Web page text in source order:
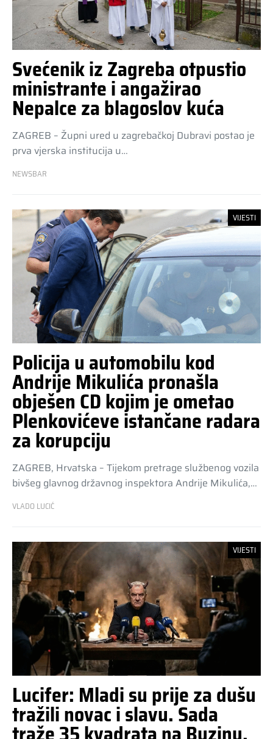
Svećenik iz Zagreba otpustio
ministrante i angažirao
Nepalce za blagoslov kuća
ZAGREB – Župni ured u zagrebačkoj Dubravi postao je
prva vjerska institucija u…
NEWSBAR
VIJESTI
Policija u automobilu kod
Andrije Mikulića pronašla
obješen CD kojim je ometao
Plenkovićeve istančane radara
za korupciju
ZAGREB, Hrvatska – Tijekom pretrage službenog vozila
bivšeg glavnog državnog inspektora Andrije Mikulića,…
VLADO LUCIĆ
VIJESTI
Lucifer: Mladi su prije za dušu
tražili novac i slavu. Sada